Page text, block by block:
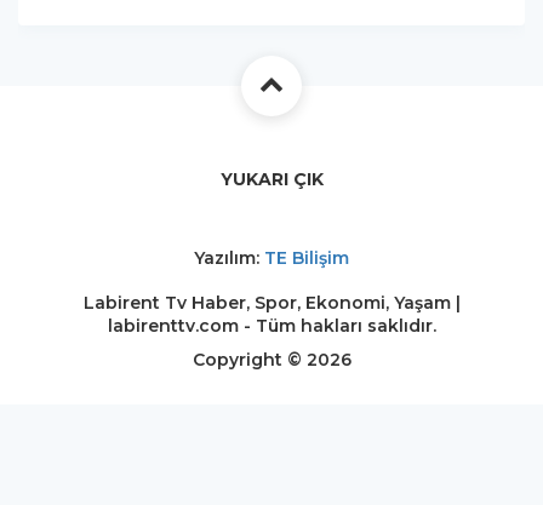
YUKARI ÇIK
Yazılım: TE Bilişim
Labirent Tv Haber, Spor, Ekonomi, Yaşam |
labirenttv.com - Tüm hakları saklıdır.
Copyright © 2026